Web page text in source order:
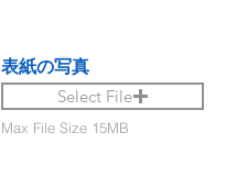
表紙の写真
Select File
Max File Size 15MB